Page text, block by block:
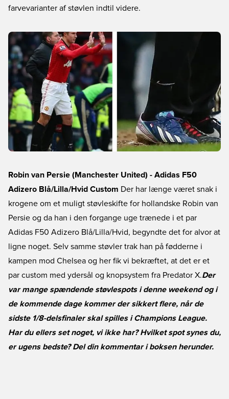
farvevarianter af støvlen indtil videre.
Robin van Persie (Manchester United) - Adidas F50
Adizero Blå/Lilla/Hvid Custom Der har længe været snak i
krogene om et muligt støvleskifte for hollandske Robin van
Persie og da han i den forgange uge trænede i et par
Adidas F50 Adizero Blå/Lilla/Hvid, begyndte det for alvor at
ligne noget. Selv samme støvler trak han på fødderne i
kampen mod Chelsea og her fik vi bekræftet, at det er et
par custom med ydersål og knopsystem fra Predator X.Der
var mange spændende støvlespots i denne weekend og i
de kommende dage kommer der sikkert flere, når de
sidste 1/8-delsfinaler skal spilles i Champions League.
Har du ellers set noget, vi ikke har? Hvilket spot synes du,
er ugens bedste? Del din kommentar i boksen herunder.